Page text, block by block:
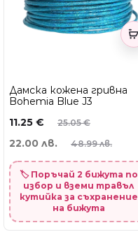
Дамска кожена гривна
Bohemia Blue J3
25.05€
11.25 €
48.99 лв.
22.00 лв.
🏷️ Поръчай 2 бижута по
избор и вземи травъл
кутийка за съхранение
на бижута